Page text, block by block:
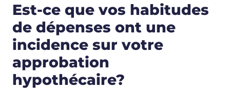
Est-ce que vos habitudes
de dépenses ont une
incidence sur votre
approbation
hypothécaire?